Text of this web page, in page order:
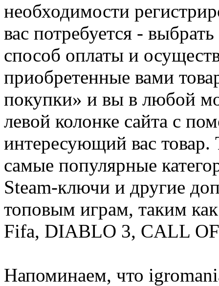
необходимости
вас потребуется -
способ оплаты и
приобретенные вами
покупки» и вы в любой
левой колонке сайта с
интересующий вас
самые популярные
Steam-ключи и другие
топовым играм, таким
Fifa, DIABLO 3, CALL
Напоминаем, что